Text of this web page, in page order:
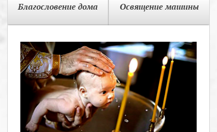
Благословение дома Освящение машины